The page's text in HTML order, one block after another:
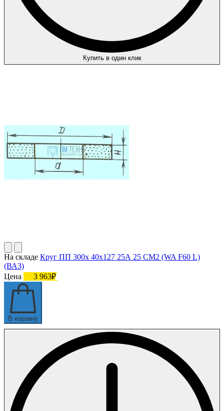
Купить в один клик
На складе Круг ПП 300х 40х127 25А 25 СМ2 (WA F60 L)
(ВАЗ)
Цена
3 963₽
В корзину